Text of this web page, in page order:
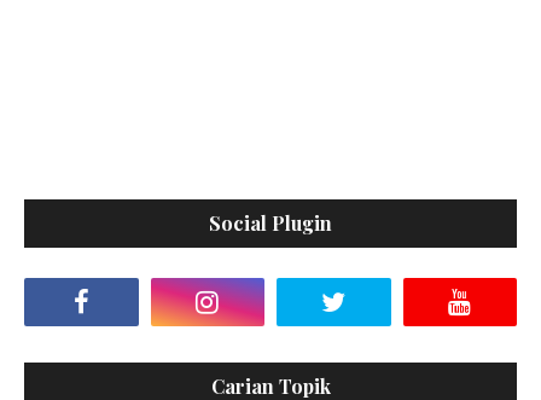
Social Plugin
Carian Topik